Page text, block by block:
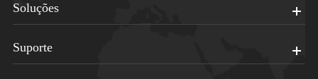
Soluções
Suporte